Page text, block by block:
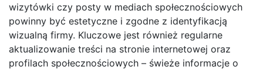
wizytówki czy posty w mediach społecznościowych
powinny być estetyczne i zgodne z identyfikacją
wizualną firmy. Kluczowe jest również regularne
aktualizowanie treści na stronie internetowej oraz
profilach społecznościowych – świeże informacje o